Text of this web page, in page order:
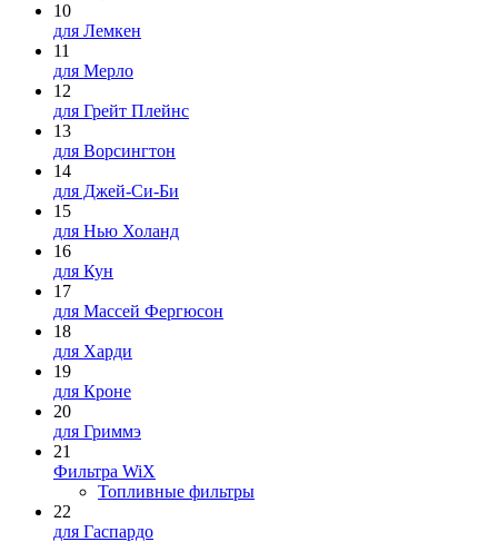
10
для Лемкен
11
для Мерло
12
для Грейт Плейнс
13
для Ворсингтон
14
для Джей-Си-Би
15
для Нью Холанд
16
для Кун
17
для Массей Фергюсон
18
для Харди
19
для Кроне
20
для Гриммэ
21
Фильтра WiX
Топливные фильтры
22
для Гаспардо